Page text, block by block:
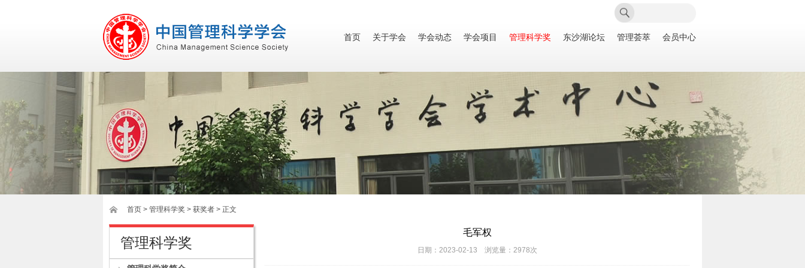
首页 关于学会 学会动态 学会项目 管理科学奖 东沙湖论坛 管理荟萃 会员中心
首页 > 管理科学奖 > 获奖者 > 正文
管理科学奖
毛军权
日期：2023-02-13 浏览量：2978次